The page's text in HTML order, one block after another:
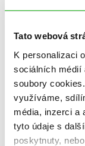
Tato webová
K personalizaci
sociálních médií
soubory cookies.
využíváme,
média, inzerci a
tyto údaje s
poskytnuty,
Měli jsme
Georgia
319 Kč
Do